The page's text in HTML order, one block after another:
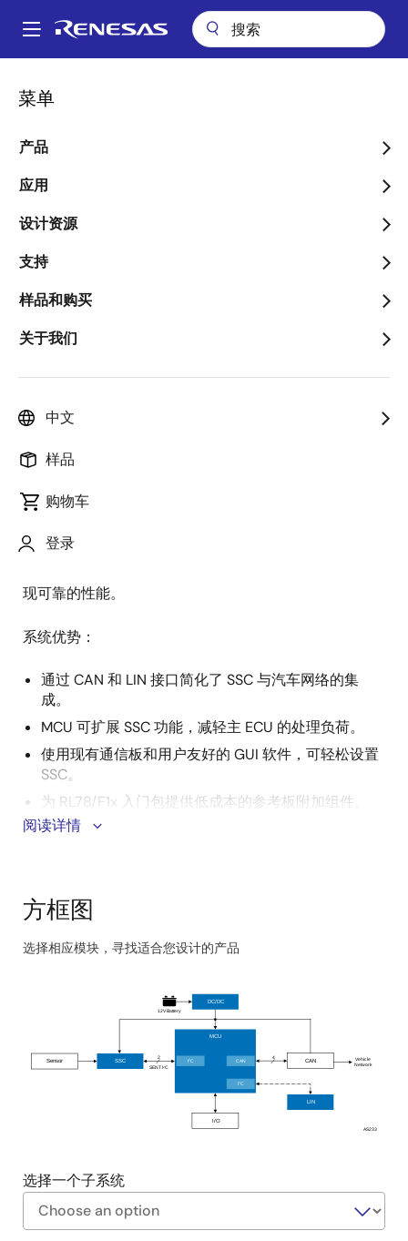
到
Main
菜单
产品
应用
设计资源
支持
样品和购买
关于我们
中文
样品
购物车
登录
面
包
屑
感器
跳转至页面部分：
概
述
描述
述
本系统支持多种汽车应用，包括压力监测（HVAC、燃
的传感器系统，配备传感器信号调节器（SSC）、
现可靠的性能。
系统优势：
通过 CAN 和 LIN 接口简化了 SSC 与汽车网络的集
成。
MCU 可扩展 SSC 功能，减轻主 ECU 的处理负荷。
使用现有通信板和用户友好的 GUI 软件，可轻松设置
SSC。
为 RL78/F1x 入门包提供低成本的参考板附加组件。
利用高精度 SSC 增强系统可靠性和准确性。
阅读详情
方框图
选择相应模块，寻找适合您设计的产品
AS233
SSC
Sensor CAN
LIN
I/O
12V Battery
SENT I2C
Vehicle
Network
4
2
MCU
I2C
I2C CAN
DC/DC
选择一个子系统